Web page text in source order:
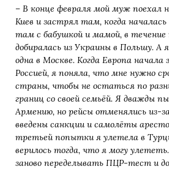
– В конце февраля мой муж поехал
Киев и застрял там, когда
там с бабушкой и мамой, в течение
добиралась из Украины в Польшу. А
одна в Москве. Когда Европа
Россией, я поняла, что мне нужно
страны, чтобы не остаться по
границ со своей семьёй. Я дважды
Армению, но рейсы отменялись из-
введены санкции и самолёты
третьей попытки я улетела в
верилось тогда, что я могу
заново переделывать ПЦР-тест и